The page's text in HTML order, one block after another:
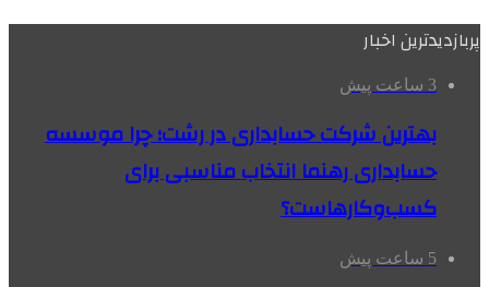
پربازدیدترین اخبار
3 ساعت پیش
بهترین شرکت حسابداری در رشت؛ چرا موسسه
حسابداری رهنما انتخاب مناسبی برای
کسب‌وکارهاست؟
5 ساعت پیش